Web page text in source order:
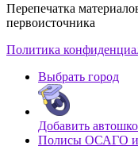
Перепечатка
первоисточника
Политика
Выбрать город
Добавить
Полисы ОСАГО